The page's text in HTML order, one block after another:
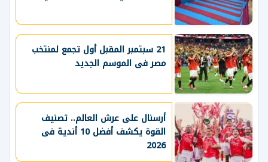
21 سبتمبر المقبل أول تجمع لمنتخب
مصر فى الموسم الجديد
أرسنال على عرش العالم.. تصنيف
القوة يكشف أفضل 10 أندية فى
2026